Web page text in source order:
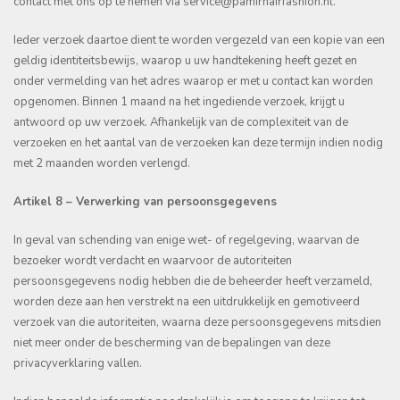
Ieder verzoek daartoe dient te worden vergezeld van een kopie van een
geldig identiteitsbewijs, waarop u uw handtekening heeft gezet en
onder vermelding van het adres waarop er met u contact kan worden
opgenomen. Binnen 1 maand na het ingediende verzoek, krijgt u
antwoord op uw verzoek. Afhankelijk van de complexiteit van de
verzoeken en het aantal van de verzoeken kan deze termijn indien nodig
met 2 maanden worden verlengd.
Artikel 8 – Verwerking van persoonsgegevens
In geval van schending van enige wet- of regelgeving, waarvan de
bezoeker wordt verdacht en waarvoor de autoriteiten
persoonsgegevens nodig hebben die de beheerder heeft verzameld,
worden deze aan hen verstrekt na een uitdrukkelijk en gemotiveerd
verzoek van die autoriteiten, waarna deze persoonsgegevens mitsdien
niet meer onder de bescherming van de bepalingen van deze
privacyverklaring vallen.